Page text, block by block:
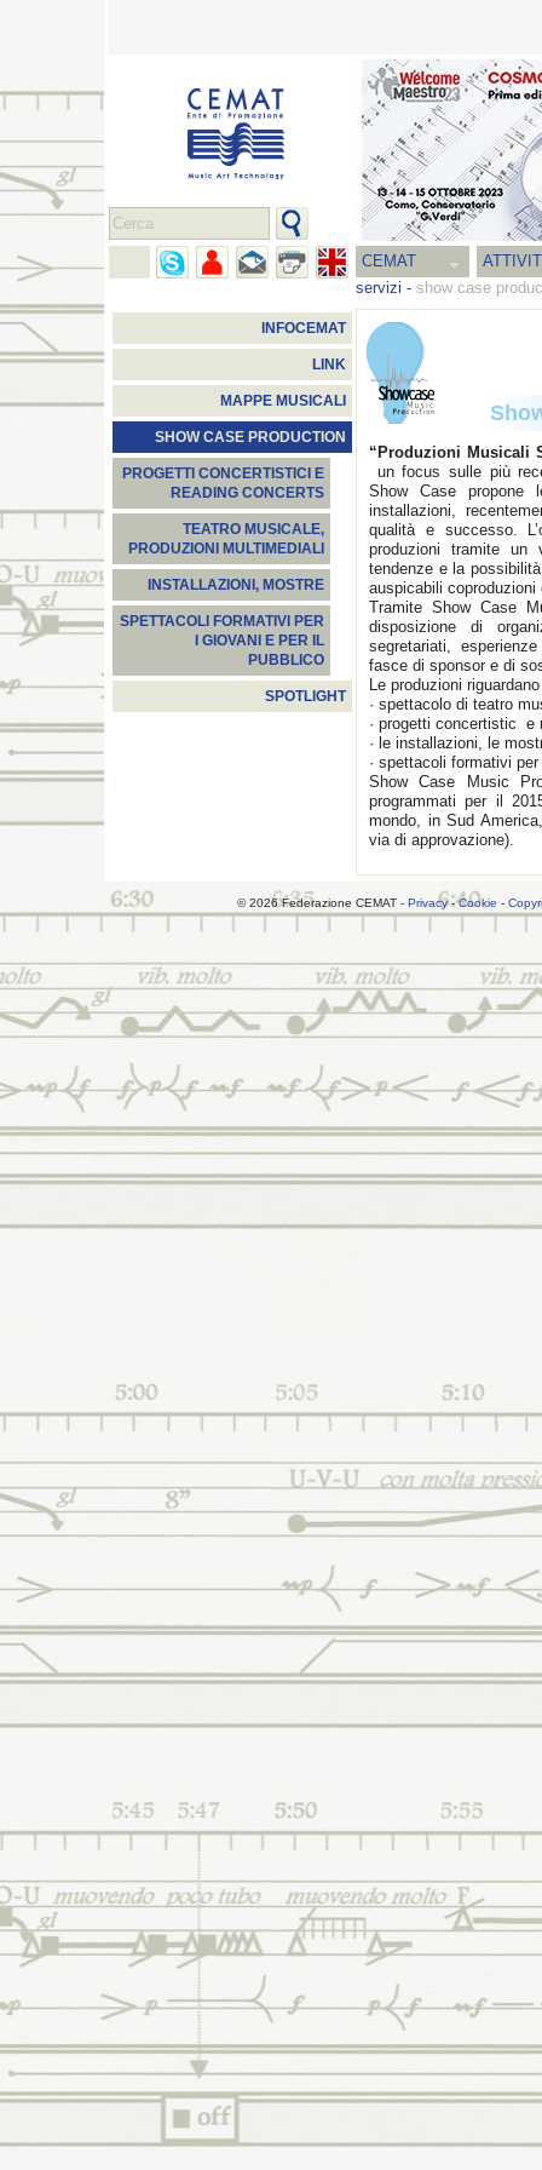
CEMAT
servizi - show case
INFOCEMAT
LINK
MAPPE MUSICALI
SHOW CASE PRODUCTION
PROGETTI CONCERTISTICI E
READING CONCERTS
TEATRO MUSICALE,
PRODUZIONI MULTIMEDIALI
INSTALLAZIONI, MOSTRE
SPETTACOLI FORMATIVI PER
I GIOVANI E PER IL
PUBBLICO
SPOTLIGHT
“Produzioni Musicali
un focus sulle più
Show Case propone
installazioni,
qualità e successo.
produzioni tramite un
tendenze e la
auspicabili coproduzioni
Tramite Show Case
disposizione di
segretariati,
fasce di sponsor e di
Le produzioni riguardano
· spettacolo di teatro
· progetti concertistic e
· le installazioni, le
· spettacoli formativi
Show Case Music
programmati per il
mondo, in Sud
via di approvazione).
© 2026 Federazione CEMAT - Privacy-Cookie -